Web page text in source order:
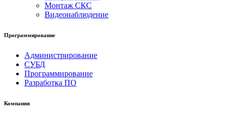
Монтаж СКС
Видеонаблюдение
Программирование
Администрирование
СУБД
Программирование
Разработка ПО
Компания